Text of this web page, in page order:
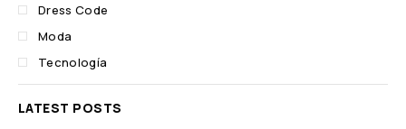
Dress Code
Moda
Tecnología
LATEST POSTS